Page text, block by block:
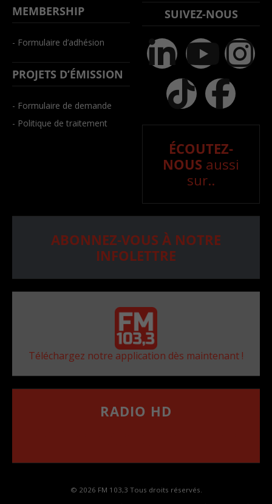
MEMBERSHIP
- Formulaire d’adhésion
PROJETS D’ÉMISSION
- Formulaire de demande
- Politique de traitement
SUIVEZ-NOUS
ÉCOUTEZ-
NOUS aussi
sur..
ABONNEZ-VOUS À NOTRE
INFOLETTRE
Téléchargez notre application dès maintenant !
RADIO HD
© 2026 FM 103,3 Tous droits réservés.